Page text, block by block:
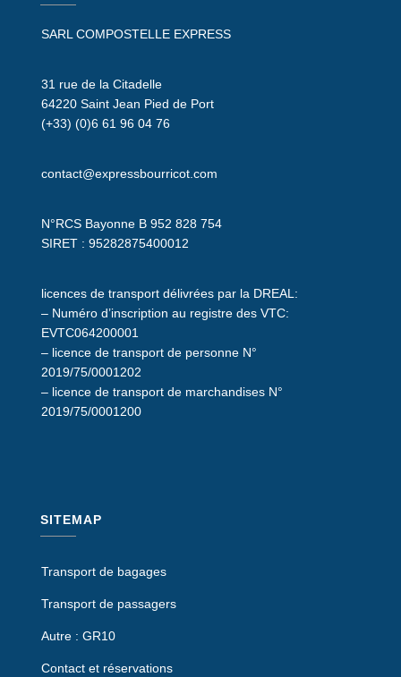
SARL COMPOSTELLE EXPRESS
31 rue de la Citadelle
64220 Saint Jean Pied de Port
(+33) (0)6 61 96 04 76
contact@expressbourricot.com
N°RCS Bayonne B 952 828 754
SIRET : 95282875400012
licences de transport délivrées par la DREAL:
– Numéro d’inscription au registre des VTC:
EVTC064200001
– licence de transport de personne N°
2019/75/0001202
– licence de transport de marchandises N°
2019/75/0001200
SITEMAP
Transport de bagages
Transport de passagers
Autre : GR10
Contact et réservations